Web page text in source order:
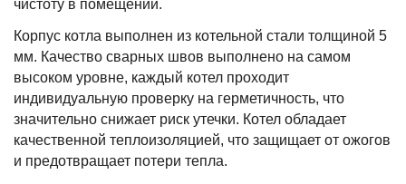
чистоту в помещении.
Корпус котла выполнен из котельной стали толщиной 5
мм. Качество сварных швов выполнено на самом
высоком уровне, каждый котел проходит
индивидуальную проверку на герметичность, что
значительно снижает риск утечки. Котел обладает
качественной теплоизоляцией, что защищает от ожогов
и предотвращает потери тепла.